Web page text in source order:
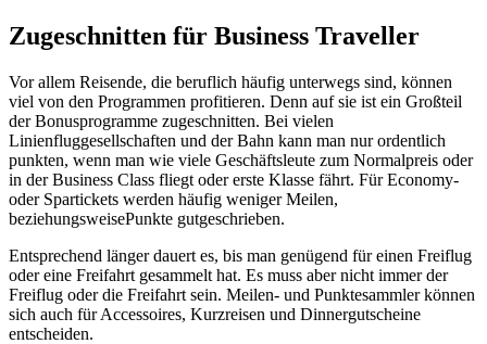
Zugeschnitten für Business Traveller
Vor allem Reisende, die beruflich häufig unterwegs sind, können
viel von den Programmen profitieren. Denn auf sie ist ein Großteil
der Bonusprogramme zugeschnitten. Bei vielen
Linienfluggesellschaften und der Bahn kann man nur ordentlich
punkten, wenn man wie viele Geschäftsleute zum Normalpreis oder
in der Business Class fliegt oder erste Klasse fährt. Für Economy-
oder Spartickets werden häufig weniger Meilen,
beziehungsweisePunkte gutgeschrieben.
Entsprechend länger dauert es, bis man genügend für einen Freiflug
oder eine Freifahrt gesammelt hat. Es muss aber nicht immer der
Freiflug oder die Freifahrt sein. Meilen- und Punktesammler können
sich auch für Accessoires, Kurzreisen und Dinnergutscheine
entscheiden.